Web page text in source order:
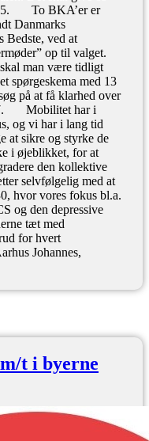
5. To BKA’er er
Danmarks
Bedste, ved at
op til valget.
man være tidligt
med 13
på at få klarhed over
7. Mobilitet har i
og vi har i lang tid
at sikre og styrke de
i øjeblikket, for at
den kollektive
selvfølgelig med at
hvor vores fokus bl.a.
og den depressive
tæt med
for hvert
Johannes,
t i byerne